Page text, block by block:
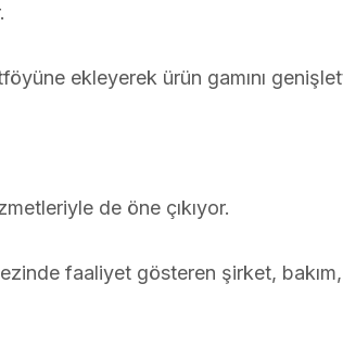
ekleyerek ürün gamını
de öne çıkıyor.
faaliyet gösteren şirket, bakım,